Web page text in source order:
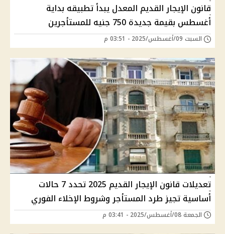
قانون الإيجار القديم المعدل يبدأ تطبيقه بداية
أغسطس بقيمة جديدة 750 جنيه للمستأجرين
السبت 09/أغسطس/2025 - 03:51 م
تعديلات قانون الإيجار القديم 2025 تحدد 7 حالات
أساسية تجيز طرد المستأجر وشروط الإخلاء الفوري
الجمعة 08/أغسطس/2025 - 03:41 م